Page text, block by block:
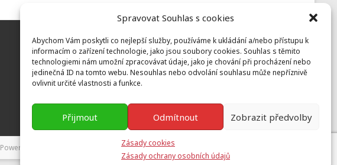
Spravovat Souhlas s cookies
Abychom Vám poskytli co nejlepší služby, používáme k ukládání a/nebo přístupu k
informacím o zařízení technologie, jako jsou soubory cookies. Souhlas s těmito
technologiemi nám umožní zpracovávat údaje, jako je chování při procházení nebo
jedinečná ID na tomto webu. Nesouhlas nebo odvolání souhlasu může nepříznivě
ovlivnit určité vlastnosti a funkce.
Přijmout Odmítnout Zobrazit předvolby
Zásady cookies
Zásady ochrany osobních údajů
Prusiny
Nebílovy 36, Nebílovy 332 04
prusiny@koinonia.cz
Powered by: